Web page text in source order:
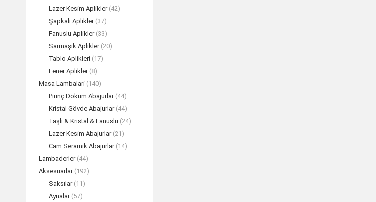
Lazer Kesim Aplikler (42)
Şapkalı Aplikler (37)
Fanuslu Aplikler (33)
Sarmaşık Aplikler (20)
Tablo Aplikleri (17)
Fener Aplikler (8)
Masa Lambalari (140)
Pirinç Döküm Abajurlar (44)
Kristal Gövde Abajurlar (44)
Taşlı & Kristal & Fanuslu (24)
Lazer Kesim Abajurlar (21)
Cam Seramik Abajurlar (14)
Lambaderler (44)
Aksesuarlar (192)
Saksılar (11)
Aynalar (57)